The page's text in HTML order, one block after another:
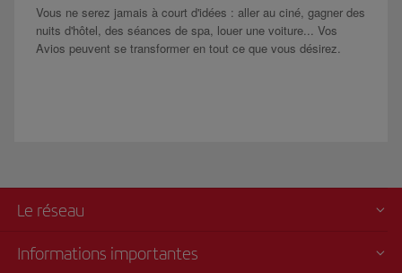
Vous ne serez jamais à court d'idées : aller au ciné, gagner des
nuits d'hôtel, des séances de spa, louer une voiture... Vos
Avios peuvent se transformer en tout ce que vous désirez.
Le réseau
Informations importantes